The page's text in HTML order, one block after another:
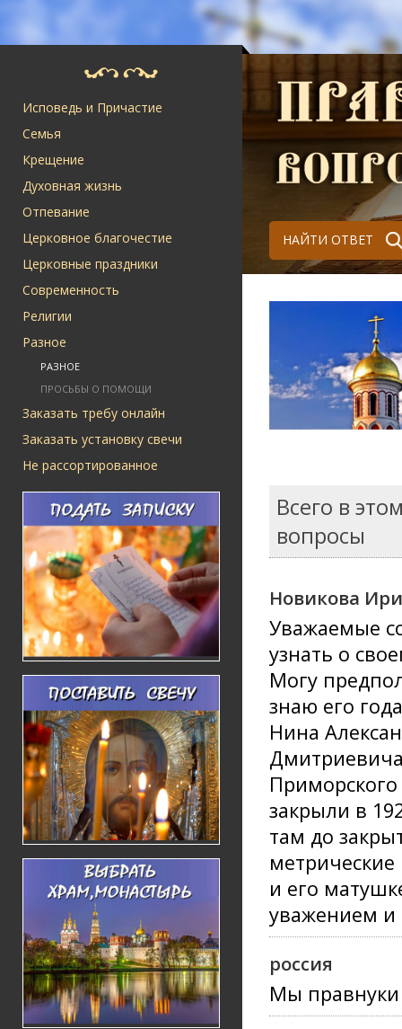
Исповедь и Причастие
Семья
Крещение
Духовная жизнь
Отпевание
Церковное благочестие
Церковные праздники
Современность
Религии
Разное
РАЗНОЕ
ПРОСЬБЫ О ПОМОЩИ
Заказать требу онлайн
Заказать установку свечи
Не рассортированное
НАЙТИ ОТВЕТ
Всего в
вопросы
Новикова
Уважаемые
узнать о
Могу
знаю его
Нина
закрыли в
там до
и его
уважением и
россия
Мы